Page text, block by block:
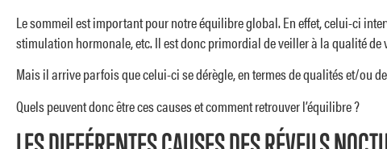
Le sommeil est important pour notre équilibre global. En effet, celui-ci
stimulation hormonale, etc. Il est donc primordial de veiller à la qualité
Mais il arrive parfois que celui-ci se dérègle, en termes de qualités et/ou
Quels peuvent donc être ces causes et comment retrouver l’équilibre ?